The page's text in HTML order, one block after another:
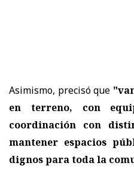
Asimismo, precisó que
en terreno, con
coordinación con
mantener espacios
dignos para toda la